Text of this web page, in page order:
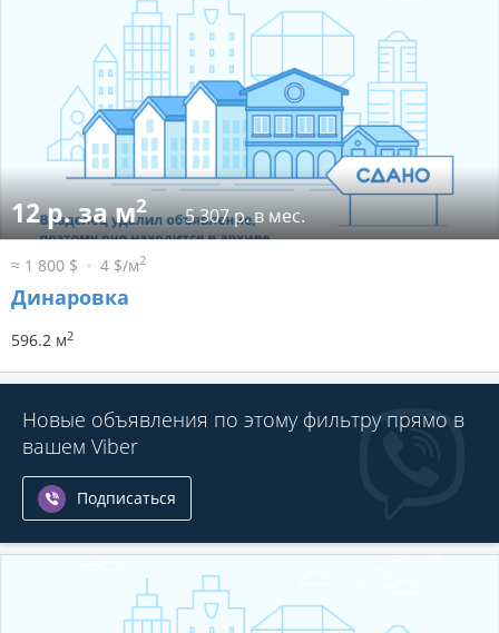
12 р. за м2 5 307 р. в мес.
≈ 1 800 $ 4 $/м2
Динаровка
596.2 м2
Новые объявления по этому фильтру прямо в
вашем Viber
Подписаться